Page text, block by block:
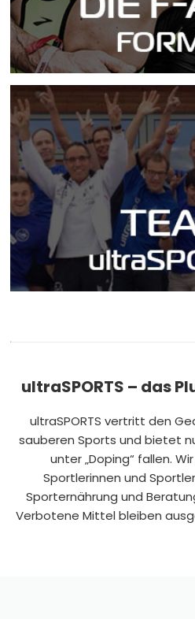
ultraSPORTS – das
ultraSPORTS vertritt den
sauberen Sports und bietet
unter „Doping“ fallen.
Sportlerinnen und
Sporternährung und
Verbotene Mittel bleiben